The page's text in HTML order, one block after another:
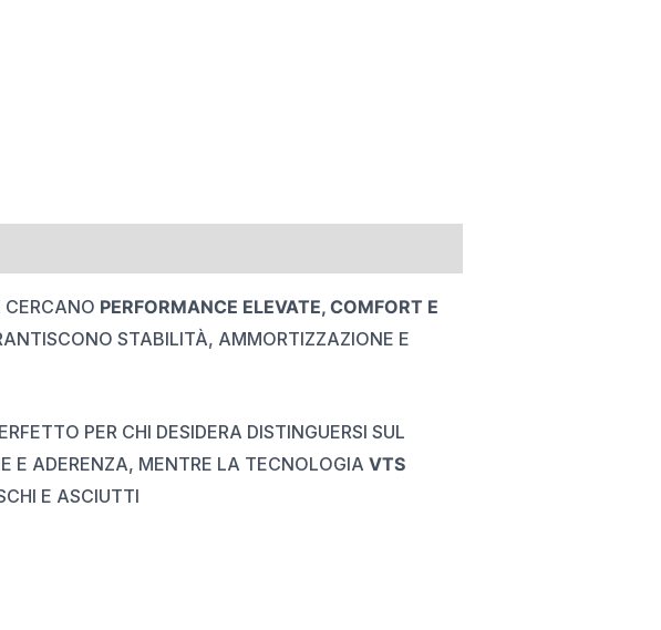
CERCANO PERFORMANCE ELEVATE, COMFORT E
STABILITÀ, AMMORTIZZAZIONE E
PER CHI DESIDERA DISTINGUERSI SUL
E ADERENZA, MENTRE LA TECNOLOGIA VTS
E ASCIUTTI